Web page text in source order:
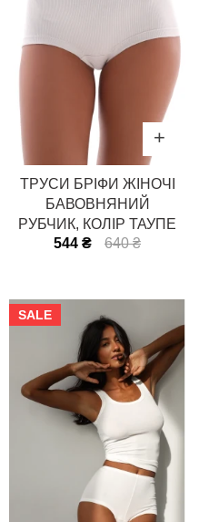
ТРУСИ БРІФИ ЖІНОЧІ
БАВОВНЯНИЙ
РУБЧИК, КОЛІР ТАУПЕ
544 ₴
640 ₴
SALE